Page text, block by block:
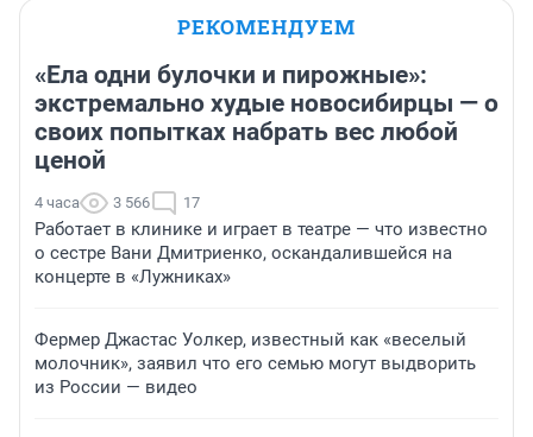
РЕКОМЕНДУЕМ
«Ела одни булочки и пирожные»:
экстремально худые новосибирцы — о
своих попытках набрать вес любой
ценой
4 часа 3 566 17
Работает в клинике и играет в театре — что известно
о сестре Вани Дмитриенко, оскандалившейся на
концерте в «Лужниках»
Фермер Джастас Уолкер, известный как «веселый
молочник», заявил что его семью могут выдворить
из России — видео